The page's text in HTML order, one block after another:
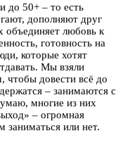
до 50+ – то есть
дополняют друг
объединяет любовь к
готовность на
которые хотят
Мы взяли
чтобы довести всё до
– занимаются с
многие из них
– огромная
заниматься или нет.